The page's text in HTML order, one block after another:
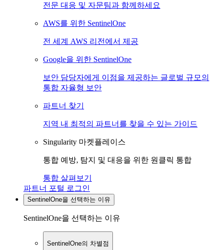
전문 대응 및 자문팀과 함께하세요
AWS를 위한 SentinelOne
전 세계 AWS 리전에서 제공
Google을 위한 SentinelOne
보안 담당자에게 이점을 제공하는 글로벌 규모의
통합 자율형 보안
파트너 찾기
지역 내 최적의 파트너를 찾을 수 있는 가이드
Singularity 마켓플레이스
통합 예방, 탐지 및 대응을 위한 원클릭 통합
통합 살펴보기
파트너 포털 로그인
SentinelOne을 선택하는 이유
SentinelOne을 선택하는 이유
SentinelOne의 차별점